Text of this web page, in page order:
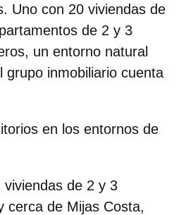
Uno con 20 viviendas de
de 2 y 3
un entorno natural
inmobiliario cuenta
en los entornos de
viviendas de 2 y 3
cerca de Mijas Costa,